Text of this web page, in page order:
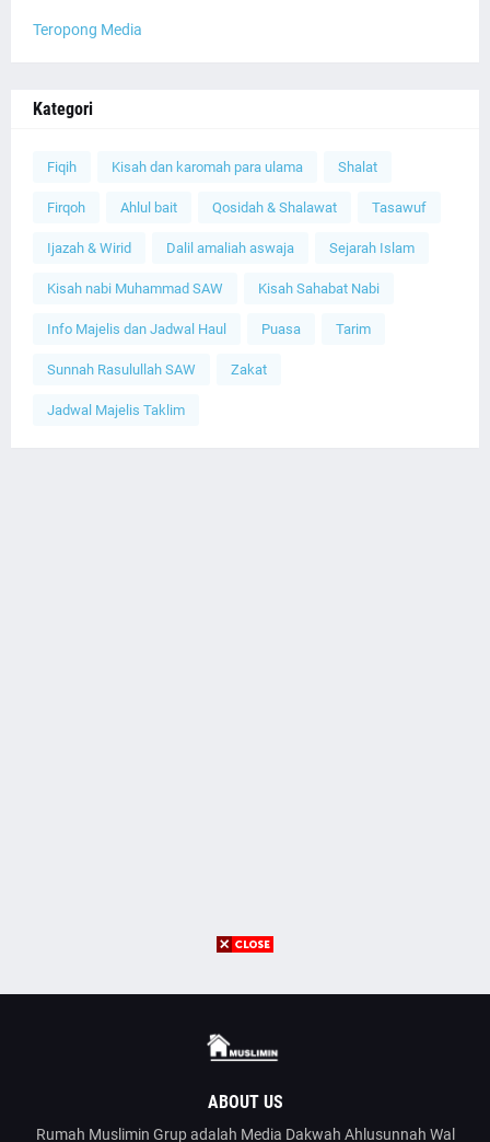
Teropong Media
Kategori
Fiqih Kisah dan karomah para ulama Shalat
Firqoh Ahlul bait Qosidah & Shalawat Tasawuf
Ijazah & Wirid Dalil amaliah aswaja Sejarah Islam
Kisah nabi Muhammad SAW Kisah Sahabat Nabi
Info Majelis dan Jadwal Haul Puasa Tarim
Sunnah Rasulullah SAW Zakat
Jadwal Majelis Taklim
ABOUT US
Rumah Muslimin Grup adalah Media Dakwah Ahlusunnah Wal